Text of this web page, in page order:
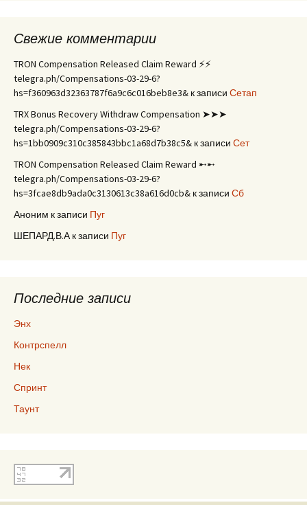
Свежие комментарии
TRON Compensation Released Claim Reward ⚡⚡
telegra.ph/Compensations-03-29-6?
hs=f360963d32363787f6a9c6c016beb8e3& к записи Сетап
TRX Bonus Recovery Withdraw Compensation ➤➤➤
telegra.ph/Compensations-03-29-6?
hs=1bb0909c310c385843bbc1a68d7b38c5& к записи Сет
TRON Compensation Released Claim Reward ➸➸
telegra.ph/Compensations-03-29-6?
hs=3fcae8db9ada0c3130613c38a616d0cb& к записи Сб
Аноним к записи Пуг
ШЕПАРД.В.Ак записи Пуг
Последние записи
Энх
Контрспелл
Нек
Спринт
Таунт